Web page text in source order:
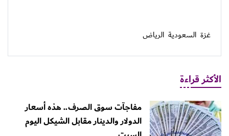
غزة السعودية الرياض
الأكثر قراءة
مفاجآت سوق الصرف.. هذه أسعار
الدولار والدينار مقابل الشيكل اليوم